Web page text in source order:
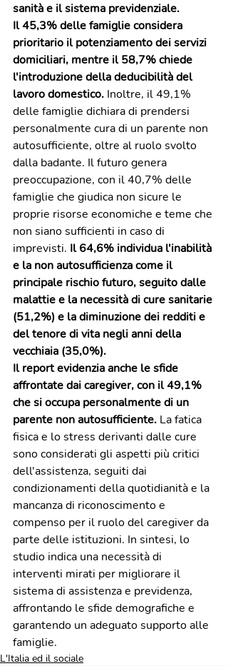
sanità e il sistema previdenziale.
Il 45,3% delle famiglie considera
prioritario il potenziamento dei servizi
domiciliari, mentre il 58,7% chiede
l'introduzione della deducibilità del
lavoro domestico. Inoltre, il 49,1%
delle famiglie dichiara di prendersi
personalmente cura di un parente non
autosufficiente, oltre al ruolo svolto
dalla badante. Il futuro genera
preoccupazione, con il 40,7% delle
famiglie che giudica non sicure le
proprie risorse economiche e teme che
non siano sufficienti in caso di
imprevisti. Il 64,6% individua l'inabilità
e la non autosufficienza come il
principale rischio futuro, seguito dalle
malattie e la necessità di cure sanitarie
(51,2%) e la diminuzione dei redditi e
del tenore di vita negli anni della
vecchiaia (35,0%).
Il report evidenzia anche le sfide
affrontate dai caregiver, con il 49,1%
che si occupa personalmente di un
parente non autosufficiente. La fatica
fisica e lo stress derivanti dalle cure
sono considerati gli aspetti più critici
dell'assistenza, seguiti dai
condizionamenti della quotidianità e la
mancanza di riconoscimento e
compenso per il ruolo del caregiver da
parte delle istituzioni. In sintesi, lo
studio indica una necessità di
interventi mirati per migliorare il
sistema di assistenza e previdenza,
affrontando le sfide demografiche e
garantendo un adeguato supporto alle
famiglie.
L'Italia ed il sociale